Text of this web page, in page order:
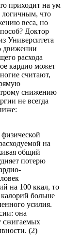
приходит на ум
логичным, что
веса, но
Доктор
Университета
движении
расхода
кардио может
считают,
снижению
не всегда
на
общий
потерю
на 100 ккал, то
калорий больше
усилия.
она
сжигаемых
(2)